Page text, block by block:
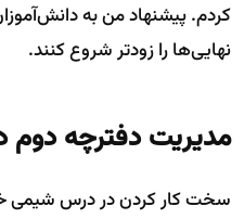
کردم. پیشنهاد من به
نهایی‌ها را زودتر شروع کنند.
مدیریت دفترچه دوم
سخت کار کردن در درس شیمی